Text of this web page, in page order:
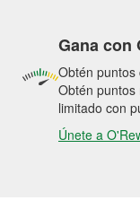
Gana con
Obtén
Obtén
limitado con
Únete a